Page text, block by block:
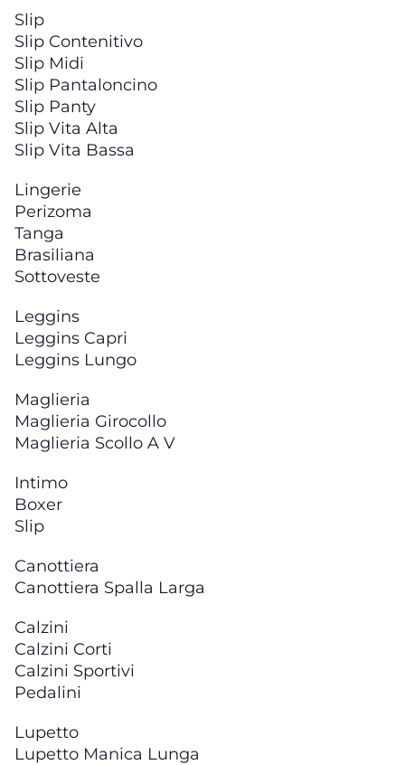
Slip
Slip Contenitivo
Slip Midi
Slip Pantaloncino
Slip Panty
Slip Vita Alta
Slip Vita Bassa
Lingerie
Perizoma
Tanga
Brasiliana
Sottoveste
Leggins
Leggins Capri
Leggins Lungo
Maglieria
Maglieria Girocollo
Maglieria Scollo A V
Intimo
Boxer
Slip
Canottiera
Canottiera Spalla Larga
Calzini
Calzini Corti
Calzini Sportivi
Pedalini
Lupetto
Lupetto Manica Lunga